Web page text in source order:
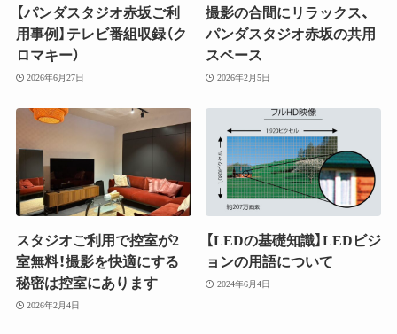
【パンダスタジオ赤坂ご利
用事例】テレビ番組収録（ク
ロマキー）
2026年6月27日
撮影の合間にリラックス、
パンダスタジオ赤坂の共用
スペース
2026年2月5日
スタジオご利用で控室が2
室無料！撮影を快適にする
秘密は控室にあります
2026年2月4日
【LEDの基礎知識】LEDビジ
ョンの用語について
2024年6月4日